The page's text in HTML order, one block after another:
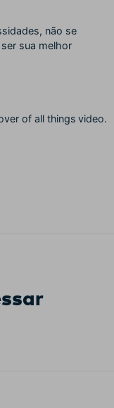
não se
sua melhor
of all things video.